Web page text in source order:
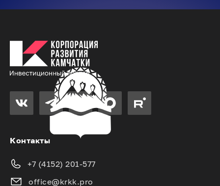
Контакты
+7 (4152) 201-577
office@krkk.pro